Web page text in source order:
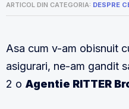
ARTICOL DIN CATEGORIA: DESPRE
Asa cum v-am obisnuit
asigurari, ne-am gandit
2 o Agentie RITTER